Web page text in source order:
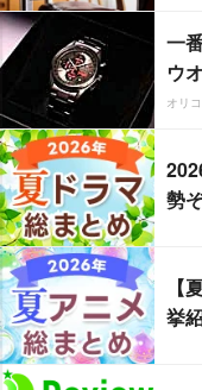
一
ウ
オリ
勢
【
挙